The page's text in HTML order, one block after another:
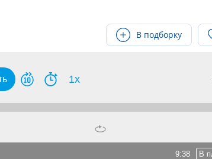
В подборку
1x
9:38 В